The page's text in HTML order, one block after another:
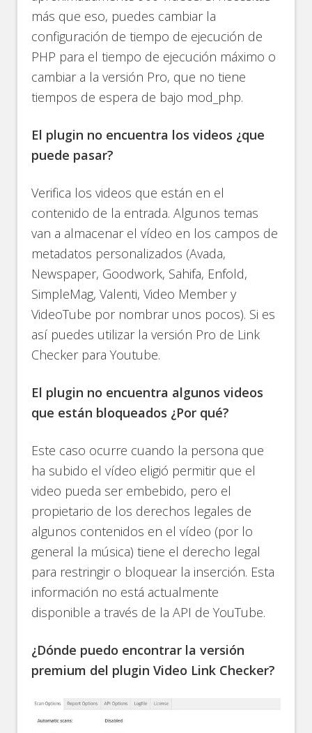
más que eso, puedes cambiar la
configuración de tiempo de ejecución de
PHP para el tiempo de ejecución máximo o
cambiar a la versión Pro, que no tiene
tiempos de espera de bajo mod_php.
El plugin no encuentra los videos ¿que
puede pasar?
Verifica los videos que están en el
contenido de la entrada. Algunos temas
van a almacenar el vídeo en los campos de
metadatos personalizados (Avada,
Newspaper, Goodwork, Sahifa, Enfold,
SimpleMag, Valenti, Video Member y
VideoTube por nombrar unos pocos). Si es
así puedes utilizar la versión Pro de Link
Checker para Youtube.
El plugin no encuentra algunos videos
que están bloqueados ¿Por qué?
Este caso ocurre cuando la persona que
ha subido el vídeo eligió permitir que el
video pueda ser embebido, pero el
propietario de los derechos legales de
algunos contenidos en el vídeo (por lo
general la música) tiene el derecho legal
para restringir o bloquear la inserción. Esta
información no está actualmente
disponible a través de la API de YouTube.
¿Dónde puedo encontrar la versión
premium del plugin Video Link Checker?